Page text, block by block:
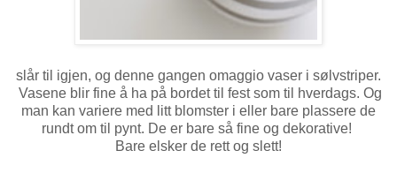
slår til igjen, og denne gangen omaggio vaser i sølvstriper.
Vasene blir fine å ha på bordet til fest som til hverdags. Og
man kan variere med litt blomster i eller bare plassere de
rundt om til pynt. De er bare så fine og dekorative!
Bare elsker de rett og slett!